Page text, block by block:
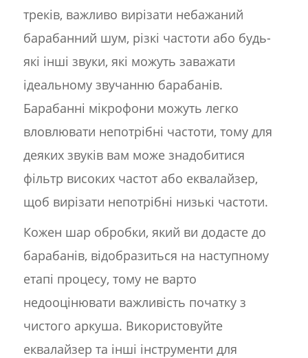
треків, важливо вирізати небажаний
барабанний шум, різкі частоти або будь-
які інші звуки, які можуть заважати
ідеальному звучанню барабанів.
Барабанні мікрофони можуть легко
вловлювати непотрібні частоти, тому для
деяких звуків вам може знадобитися
фільтр високих частот або еквалайзер,
щоб вирізати непотрібні низькі частоти.
Кожен шар обробки, який ви додасте до
барабанів, відобразиться на наступному
етапі процесу, тому не варто
недооцінювати важливість початку з
чистого аркуша. Використовуйте
еквалайзер та інші інструменти для